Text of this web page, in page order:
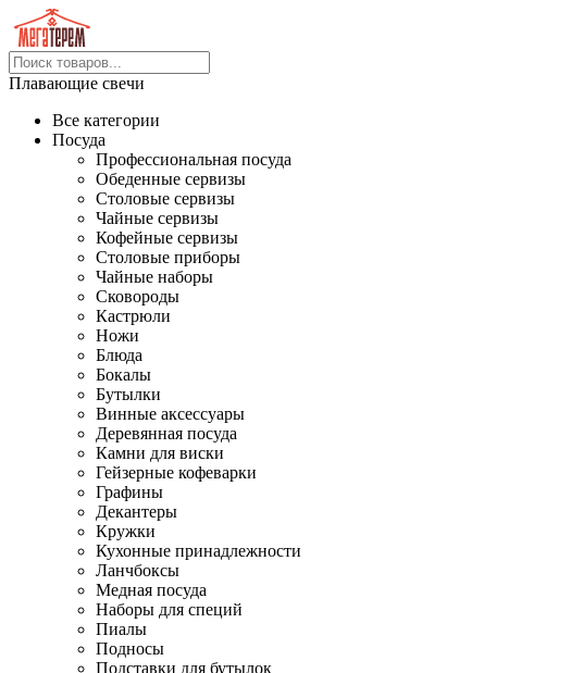
Плавающие свечи
Все категории
Посуда
Профессиональная посуда
Обеденные сервизы
Столовые сервизы
Чайные сервизы
Кофейные сервизы
Столовые приборы
Чайные наборы
Сковороды
Кастрюли
Ножи
Блюда
Бокалы
Бутылки
Винные аксессуары
Деревянная посуда
Камни для виски
Гейзерные кофеварки
Графины
Декантеры
Кружки
Кухонные принадлежности
Ланчбоксы
Медная посуда
Наборы для специй
Пиалы
Подносы
Подставки для бутылок